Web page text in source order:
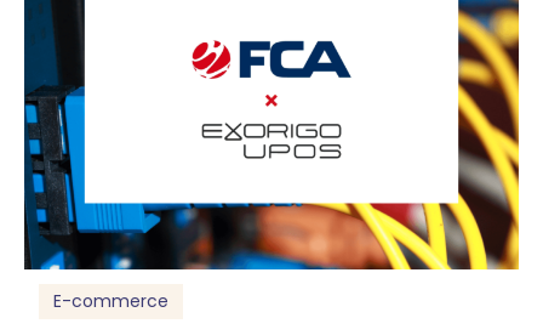
E-commerce